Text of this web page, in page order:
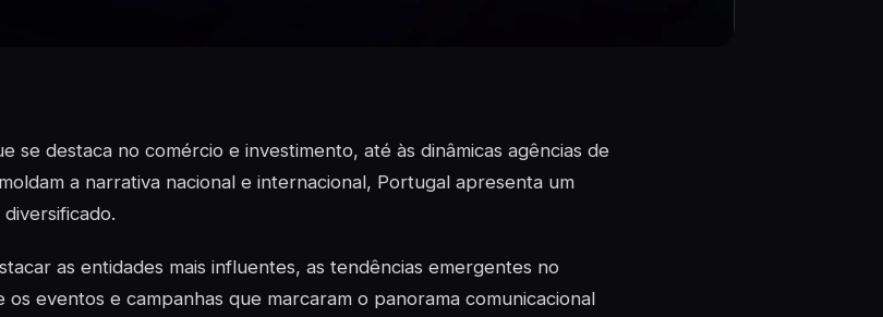
se destaca no comércio e investimento, até às dinâmicas agências de
a narrativa nacional e internacional, Portugal apresenta um
as entidades mais influentes, as tendências emergentes no
os eventos e campanhas que marcaram o panorama comunicacional